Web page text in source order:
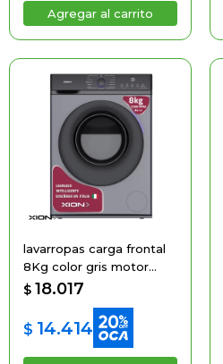
lavarropas carga frontal
8Kg color gris motor
BLDC Inverter
$ 18.017
$ 14.414